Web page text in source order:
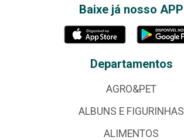
Baixe já nosso APP
Departamentos
AGRO&PET
ALBUNS E FIGURINHAS
ALIMENTOS